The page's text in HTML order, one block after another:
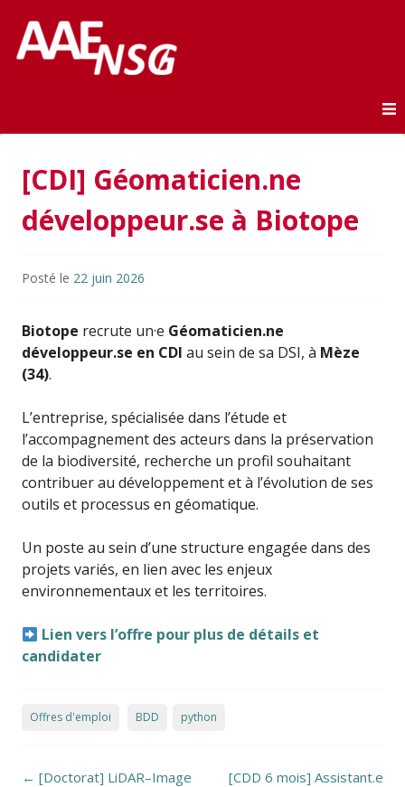
AAE-ENSG
[CDI] Géomaticien.ne
développeur.se à Biotope
Posté le 22 juin 2026
Biotope recrute un·e Géomaticien.ne
développeur.se en CDI au sein de sa DSI, à Mèze
(34).
L’entreprise, spécialisée dans l’étude et
l’accompagnement des acteurs dans la préservation
de la biodiversité, recherche un profil souhaitant
contribuer au développement et à l’évolution de ses
outils et processus en géomatique.
Un poste au sein d’une structure engagée dans des
projets variés, en lien avec les enjeux
environnementaux et les territoires.
Lien vers l’offre pour plus de détails et
candidater
Offres d'emploi BDD python
Post navigation
← [Doctorat] LiDAR–Image
[CDD 6 mois] Assistant.e